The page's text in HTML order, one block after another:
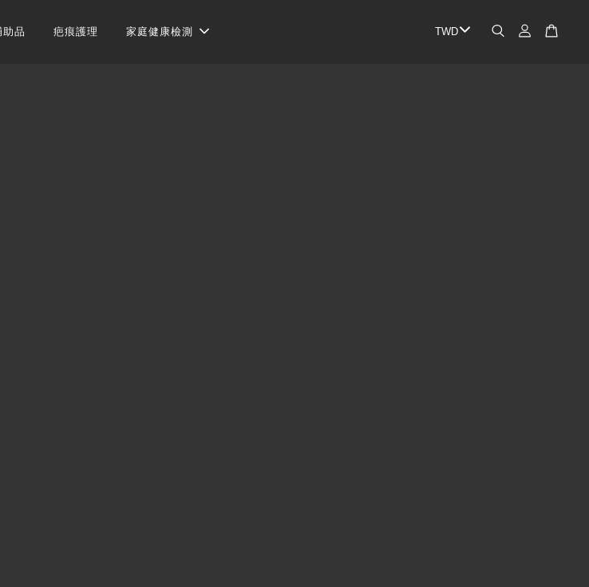
助品 疤痕護理 家庭健康檢測